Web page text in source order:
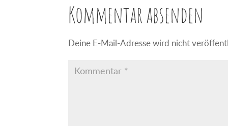
Kommentar absenden
Deine E-Mail-Adresse wird nicht